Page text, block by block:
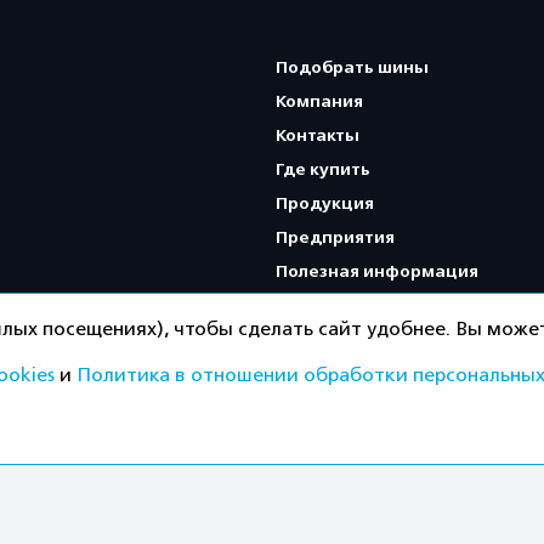
Подобрать шины
Компания
Контакты
Где купить
Продукция
Предприятия
Полезная информация
Политика
посещениях), чтобы сделать сайт удобнее. Вы
и Политика в отношении обработки